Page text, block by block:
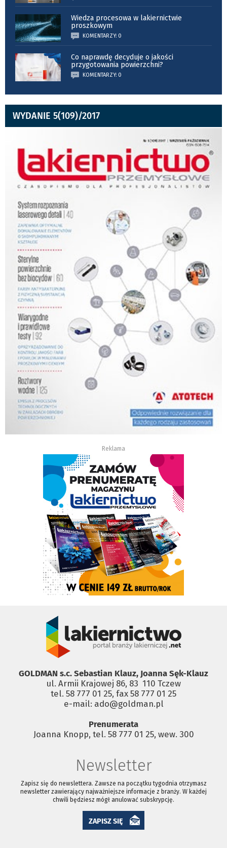
Wiedza procesowa w lakiernictwie
proszkowym
KOMENTARZY: 0
Co naprawdę decyduje o jakości
przygotowania powierzchni?
KOMENTARZY: 0
WYDANIE 5(109)/2017
Reklama
GOLDMAN s.c. Sebastian Klauz, Joanna Sęk-Klauz
ul. Armii Krajowej 86, 83 ­ 110 Tczew
tel. 58 777 01 25, fax 58 777 01 25
e-mail: ado@goldman.pl
Prenumerata
Joanna Knopp, tel. 58 777 01 25, wew. 300
Newsletter
Zapisz się do newslettera. Zawsze na początku tygodnia otrzymasz
newsletter zawierający najważniejsze informacje z branży. W każdej
chwili będziesz mógł anulować subskrypcję.
ZAPISZ SIĘ